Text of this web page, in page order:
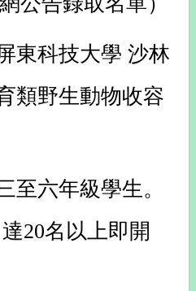
東科技大學 沙林
類野生動物收容
至六年級學生。
20名以上即開